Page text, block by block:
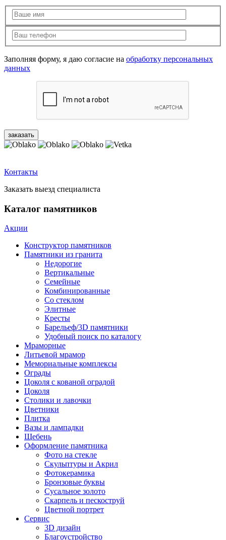
Заполняя форму, я даю согласие на обработку персональных
данных
Контакты
Заказать выезд специалиста
Каталог памятников
Акции
Конструктор памятников
Памятники из гранита
Недорогие
Вертикальные
Семейные
Комбинированные
Со стеклом
Элитные
Кресты
Барельеф/3D памятники
Удобный поиск по каталогу
Мраморные
Литьевой мрамор
Мемориальные комплексы
Ограды
Цоколя с кованой оградой
Цоколя
Столики и лавочки
Цветники
Плитка
Вазы и лампадки
Щебень
Оформление памятника
Фото на стекле
Скульптуры и Акрил
Фотокерамика
Бронзовые буквы
Сусальное золото
Скарпель и пескоструй
Цветной портрет
Сервис
3D дизайн
Благоустройство